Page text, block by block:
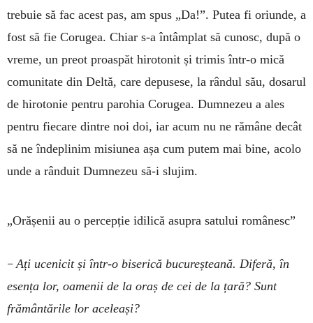
trebuie să fac acest pas, am spus „Da!”. Putea fi oriunde, a
fost să fie Corugea. Chiar s-a întâmplat să cunosc, după o
vreme, un preot proaspăt hirotonit și trimis într-o mică
comunitate din Deltă, care depusese, la rândul său, dosarul
de hirotonie pentru parohia Corugea. Dumnezeu a ales
pentru fiecare dintre noi doi, iar acum nu ne rămâne decât
să ne îndeplinim misiunea așa cum putem mai bine, acolo
unde a rânduit Dumnezeu să-i slujim.
„Orășenii au o percepție idilică asupra satului românesc”
– Ați ucenicit și într-o biserică bucureșteană. Diferă, în
esența lor, oamenii de la oraș de cei de la țară? Sunt
frământările lor aceleași?